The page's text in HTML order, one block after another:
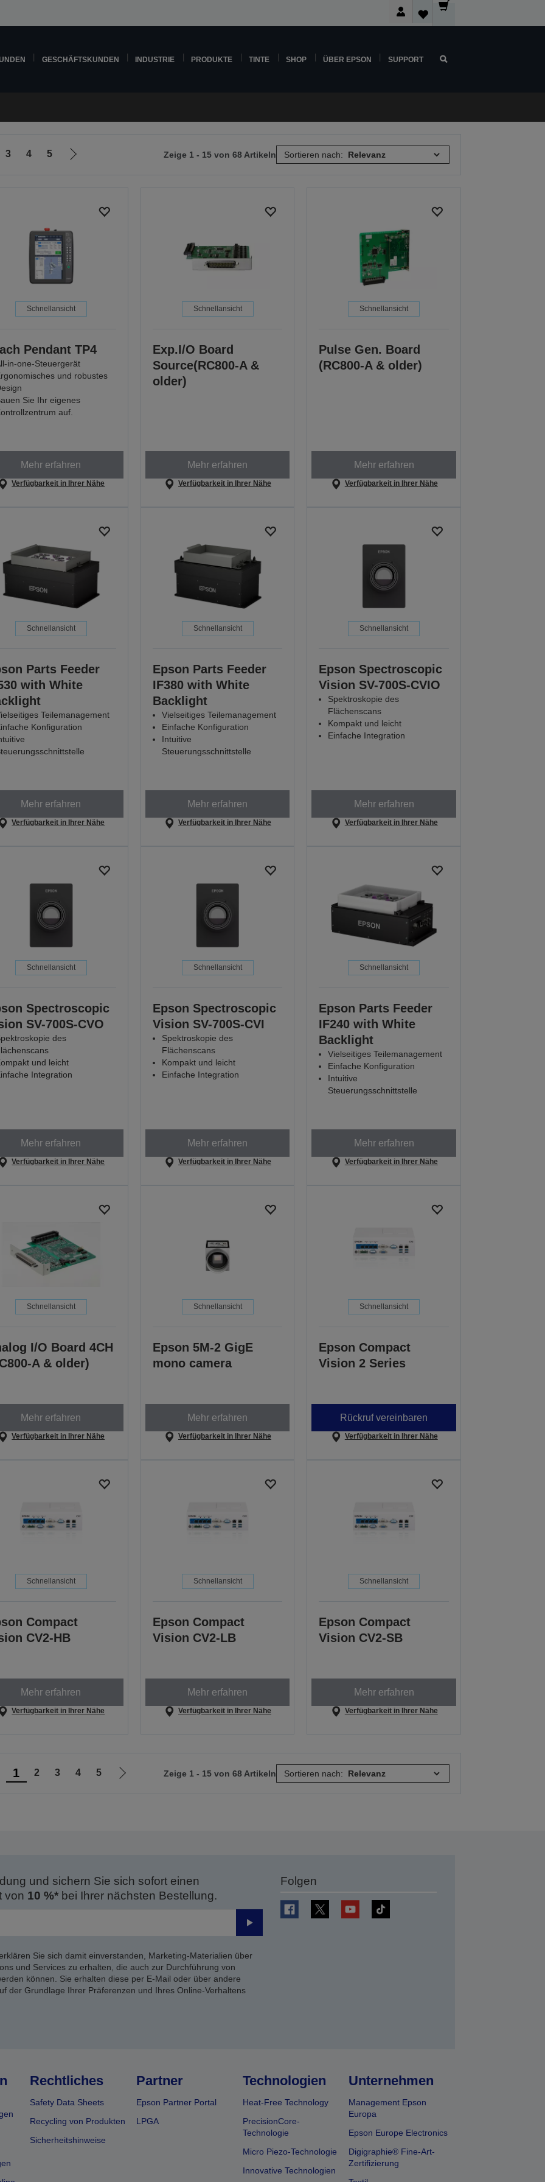
GESCHÄFTSKUNDEN INDUSTRIE PRODUKTE TINTE SHOP ÜBER EPSON SUPPORT
3 4 5
Zur
Zeige 1 - 15 von 68 Artikeln Sortieren nach:
Schnellansicht
Pendant TP4
in-one-Steuergerät
und robustes
Sie Ihr eigenes
auf.
Mehr erfahren
Verfügbarkeit in Ihrer Nähe
Schnellansicht
Exp.I/O Board
Source(RC800-A &
older)
Mehr erfahren
Verfügbarkeit in Ihrer Nähe
Schnellansicht
Pulse Gen. Board
(RC800-A & older)
Mehr erfahren
Verfügbarkeit in Ihrer Nähe
Schnellansicht
Parts Feeder
with White
Teilemanagement
Konfiguration
Mehr erfahren
Verfügbarkeit in Ihrer Nähe
Schnellansicht
Epson Parts Feeder
IF380 with White
Backlight
Vielseitiges Teilemanagement
Einfache Konfiguration
Intuitive
Steuerungsschnittstelle
Mehr erfahren
Verfügbarkeit in Ihrer Nähe
Schnellansicht
Epson Spectroscopic
Vision SV-700S-CVIO
Spektroskopie des
Flächenscans
Kompakt und leicht
Einfache Integration
Mehr erfahren
Verfügbarkeit in Ihrer Nähe
Schnellansicht
Spectroscopic
SV-700S-CVO
des
und leicht
Integration
Mehr erfahren
Verfügbarkeit in Ihrer Nähe
Schnellansicht
Epson Spectroscopic
Vision SV-700S-CVI
Spektroskopie des
Flächenscans
Kompakt und leicht
Einfache Integration
Mehr erfahren
Verfügbarkeit in Ihrer Nähe
Schnellansicht
Epson Parts Feeder
IF240 with White
Backlight
Vielseitiges Teilemanagement
Einfache Konfiguration
Intuitive
Steuerungsschnittstelle
Mehr erfahren
Verfügbarkeit in Ihrer Nähe
Schnellansicht
I/O Board 4CH
A & older)
Mehr erfahren
Verfügbarkeit in Ihrer Nähe
Schnellansicht
Epson 5M-2 GigE
mono camera
Mehr erfahren
Verfügbarkeit in Ihrer Nähe
Schnellansicht
Epson Compact
Vision 2 Series
Rückruf vereinbaren
Verfügbarkeit in Ihrer Nähe
Schnellansicht
Compact
CV2-HB
Mehr erfahren
Verfügbarkeit in Ihrer Nähe
Schnellansicht
Epson Compact
Vision CV2-LB
Mehr erfahren
Verfügbarkeit in Ihrer Nähe
Schnellansicht
Epson Compact
Vision CV2-SB
Mehr erfahren
Verfügbarkeit in Ihrer Nähe
1 2 3 4 5
Zur
Zeige 1 - 15 von 68 Artikeln Sortieren nach:
und sichern Sie sich sofort einen
von 10 %*bei Ihrer nächsten Bestellung.
Senden
Sie sich damit einverstanden, Marketing-Materialien über
und Services zu erhalten, die auch zur Durchführung von
können. Sie erhalten diese per E-Mail oder über andere
der Grundlage Ihrer Präferenzen und Ihres Online-Verhaltens
Folgen
Rechtliches
Safety Data Sheets
Recycling von Produkten
Sicherheitshinweise
Partner
Epson Partner Portal
LPGA
Technologien
Heat-Free Technology
PrecisionCore-
Technologie
Micro Piezo-Technologie
Innovative Technologien
Unternehmen
Management Epson
Europa
Epson Europe Electronics
Digigraphie® Fine-Art-
Zertifizierung